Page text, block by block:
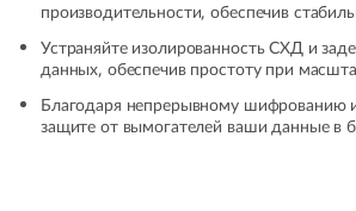
y
b
производительности, обеспечив
Устраняйте изолированность СХД и
данных, обеспечив простоту при
Благодаря непрерывному шифрованию
защите от вымогателей ваши данные в